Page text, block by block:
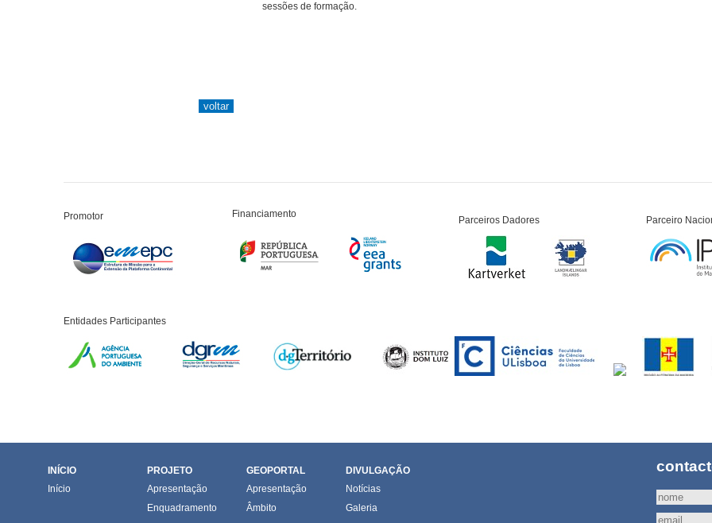
sessões de formação.
Promotor Financiamento
Parceiros Dadores Parceiro
Entidades Participantes
INÍCIO
Início
PROJETO
Apresentação
Enquadramento
GEOPORTAL
Apresentação
Âmbito
DIVULGAÇÃO
Notícias
Galeria